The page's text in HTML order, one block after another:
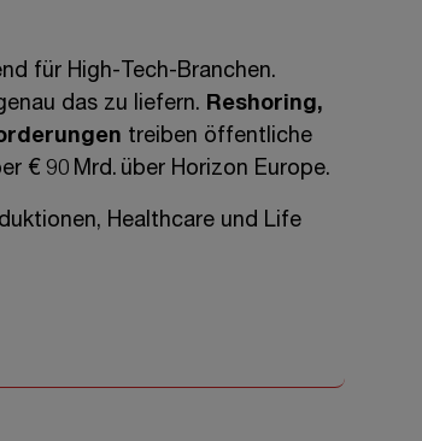
für High-Tech-Branchen.
das zu liefern. Reshoring,
treiben öffentliche
€ 90 Mrd. über Horizon Europe.
Healthcare und Life